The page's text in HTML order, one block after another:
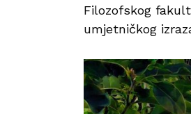
Filozofskog
umjetničkog